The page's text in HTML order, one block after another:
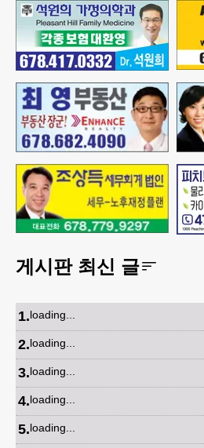
게시판 최신 글
1.loading...
2.loading...
3.loading...
4.loading...
5.loading...